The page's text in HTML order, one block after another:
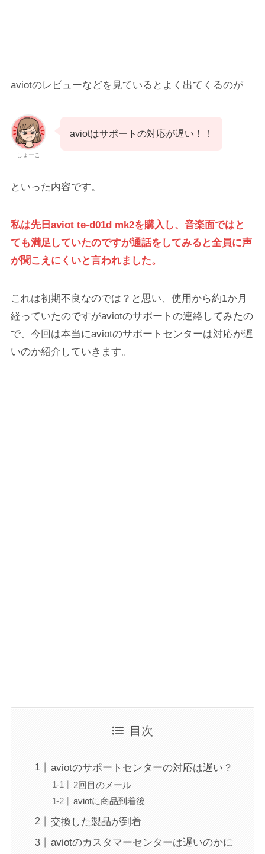
aviotのレビューなどを見ているとよく出てくるのが
しょーこ
aviotはサポートの対応が遅い！！
といった内容です。
私は先日aviot te-d01d mk2を購入し、音楽面ではと
ても満足していたのですが通話をしてみると全員に声
が聞こえにくいと言われました。
これは初期不良なのでは？と思い、使用から約1か月
経っていたのですがaviotのサポートの連絡してみたの
で、今回は本当にaviotのサポートセンターは対応が遅
いのか紹介していきます。
目次
aviotのサポートセンターの対応は遅い？
2回目のメール
aviotに商品到着後
交換した製品が到着
aviotのカスタマーセンターは遅いのかに